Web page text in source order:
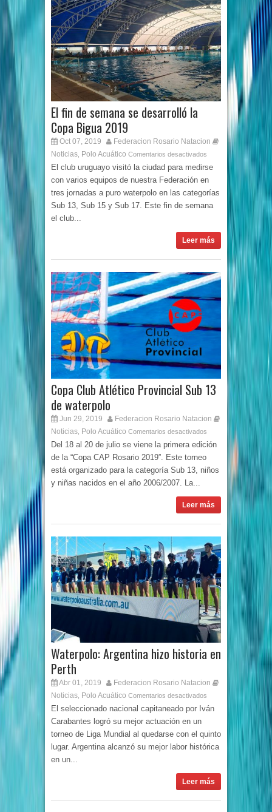
El fin de semana se desarrolló la
Copa Bigua 2019
Oct 07, 2019
Federacion Rosario Natacion
Noticias Polo Acuático Comentarios desactivados
El club uruguayo visitó la ciudad para medirse
con varios equipos de nuestra Federación en
tres jornadas a puro waterpolo en las categorías
Sub 13, Sub 15 y Sub 17. Este fin de semana
el club...
Leer más
Copa Club Atlético Provincial Sub 13
de waterpolo
Jun 29, 2019
Federacion Rosario Natacion
Noticias Polo Acuático Comentarios desactivados
Del 18 al 20 de julio se viene la primera edición
de la “Copa CAP Rosario 2019”. Este torneo
está organizado para la categoría Sub 13, niños
y niñas nacidos en el año 2006/2007. La...
Leer más
Waterpolo: Argentina hizo historia en
Perth
Abr 01, 2019
Federacion Rosario Natacion
Noticias Polo Acuático Comentarios desactivados
El seleccionado nacional capitaneado por Iván
Carabantes logró su mejor actuación en un
torneo de Liga Mundial al quedarse con el quinto
lugar. Argentina alcanzó su mejor labor histórica
en un...
Leer más